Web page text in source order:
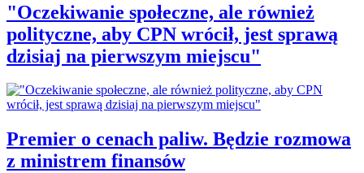
"Oczekiwanie społeczne, ale również
polityczne, aby CPN wrócił, jest sprawą
dzisiaj na pierwszym miejscu"
Premier o cenach paliw. Będzie rozmowa
z ministrem finansów